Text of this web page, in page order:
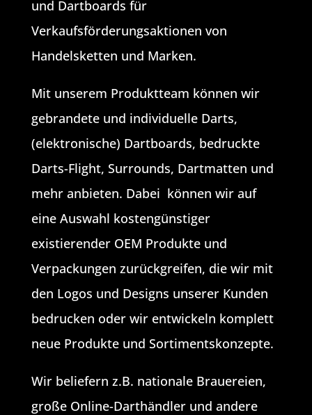
und Dartboards für
Verkaufsförderungsaktionen von
Handelsketten und Marken.
Mit unserem Produktteam können wir
gebrandete und individuelle Darts,
(elektronische) Dartboards, bedruckte
Darts-Flight, Surrounds, Dartmatten und
mehr anbieten. Dabei können wir auf
eine Auswahl kostengünstiger
existierender OEM Produkte und
Verpackungen zurückgreifen, die wir mit
den Logos und Designs unserer Kunden
bedrucken oder wir entwickeln komplett
neue Produkte und Sortimentskonzepte.
Wir beliefern z.B. nationale Brauereien,
große Online-Darthändler und andere